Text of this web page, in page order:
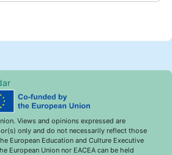
Views and opinions expressed are
only and do not necessarily reflect those
European Education and Culture Executive
European Union nor EACEA can be held